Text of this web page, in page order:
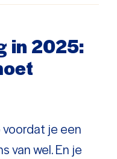
in 2025:
je een
van wel. En je